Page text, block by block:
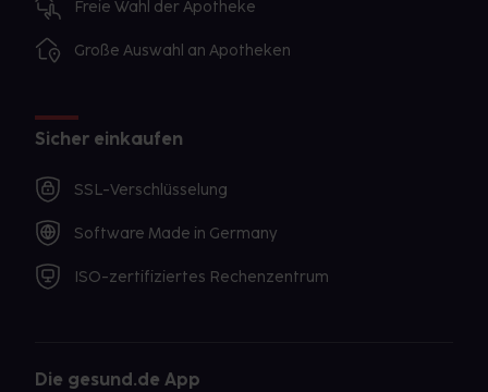
Freie Wahl der Apotheke
Große Auswahl an Apotheken
Sicher einkaufen
SSL-Verschlüsselung
Software Made in Germany
ISO-zertifiziertes Rechenzentrum
Die gesund.de App